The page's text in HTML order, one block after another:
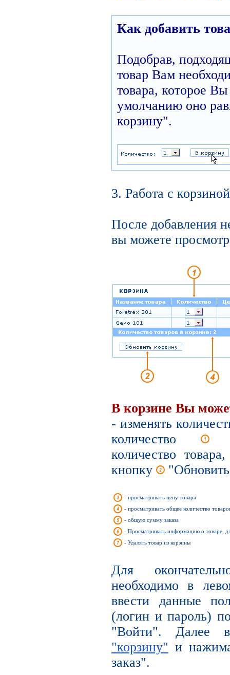
Как добавить
Подобрав,
товар Вам
товара, которое Вы
умолчанию оно
корзину".
3. Работа с корзиной
После добавления
вы можете
В корзине Вы
- изменять
количество
количество
кнопку
- просматривать цену товара
- просматривать общее количество
- общую сумму заказа
- Просматривать информацию о товаре,
- Удалять товар из корзины
Для
необходимо в
ввести данные
(логин и пароль)
"Войти". Далее
"корзину" и
заказ".